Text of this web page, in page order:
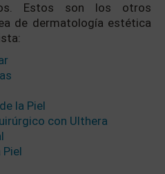
Estos son los otros
de dermatología estética
la Piel
con Ulthera